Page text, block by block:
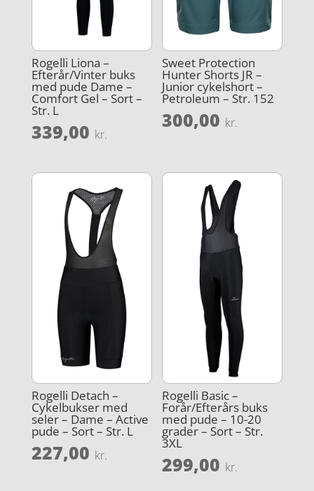
Rogelli Liona –
Efterår/Vinter buks
med pude Dame –
Comfort Gel – Sort –
Str. L
339,00 kr.
Sweet Protection
Hunter Shorts JR –
Junior cykelshort –
Petroleum – Str. 152
300,00 kr.
Rogelli Detach –
Cykelbukser med
seler – Dame – Active
pude – Sort – Str. L
227,00 kr.
Rogelli Basic –
Forår/Efterårs buks
med pude – 10-20
grader – Sort – Str.
3XL
299,00 kr.